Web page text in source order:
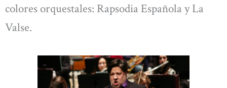
colores orquestales: Rapsodia Española y La
Valse.